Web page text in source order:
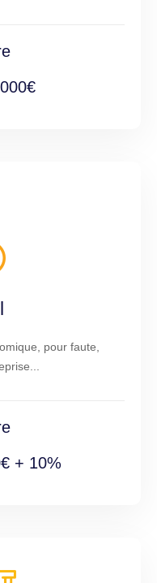
pour faute,
+ 10%